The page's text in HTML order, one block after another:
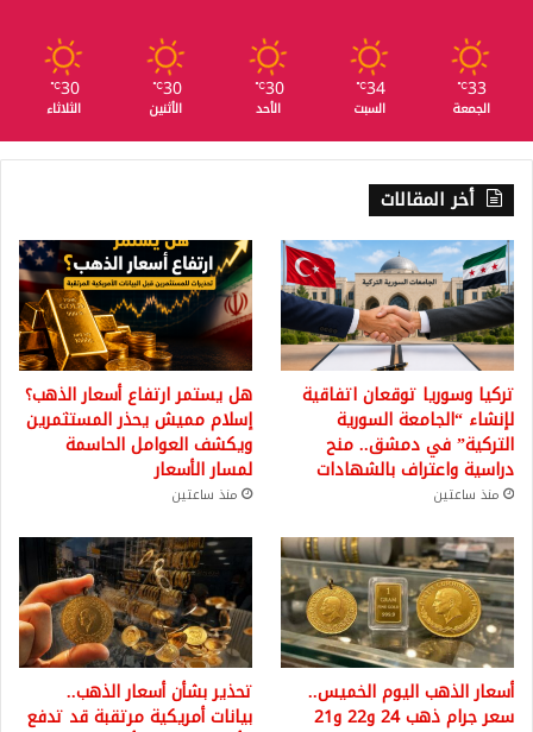
33
℃
الجمعة
34
℃
السبت
30
℃
الأحد
30
℃
الأثنين
30
℃
الثلاثاء
أخر المقالات
تركيا وسوريا توقعان اتفاقية
لإنشاء “الجامعة السورية
التركية” في دمشق.. منح
دراسية واعتراف بالشهادات
منذ ساعتين
هل يستمر ارتفاع أسعار الذهب؟
إسلام مميش يحذر المستثمرين
ويكشف العوامل الحاسمة
لمسار الأسعار
منذ ساعتين
أسعار الذهب اليوم الخميس..
سعر جرام ذهب 24 و22 و21
تحذير بشأن أسعار الذهب..
بيانات أمريكية مرتقبة قد تدفع